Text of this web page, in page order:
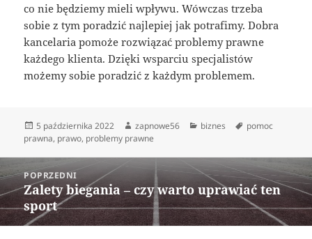
co nie będziemy mieli wpływu. Wówczas trzeba
sobie z tym poradzić najlepiej jak potrafimy. Dobra
kancelaria pomoże rozwiązać problemy prawne
każdego klienta. Dzięki wsparciu specjalistów
możemy sobie poradzić z każdym problemem.
Data
publikacji
5 października 2022 Autor
zapnowe56 Kategorie
biznes Tagi
pomoc
prawna, prawo, problemy prawne
Nawigacja
wpisuPOPRZEDNI
Poprzedni
wpis:
Zalety biegania – czy warto uprawiać ten
sport